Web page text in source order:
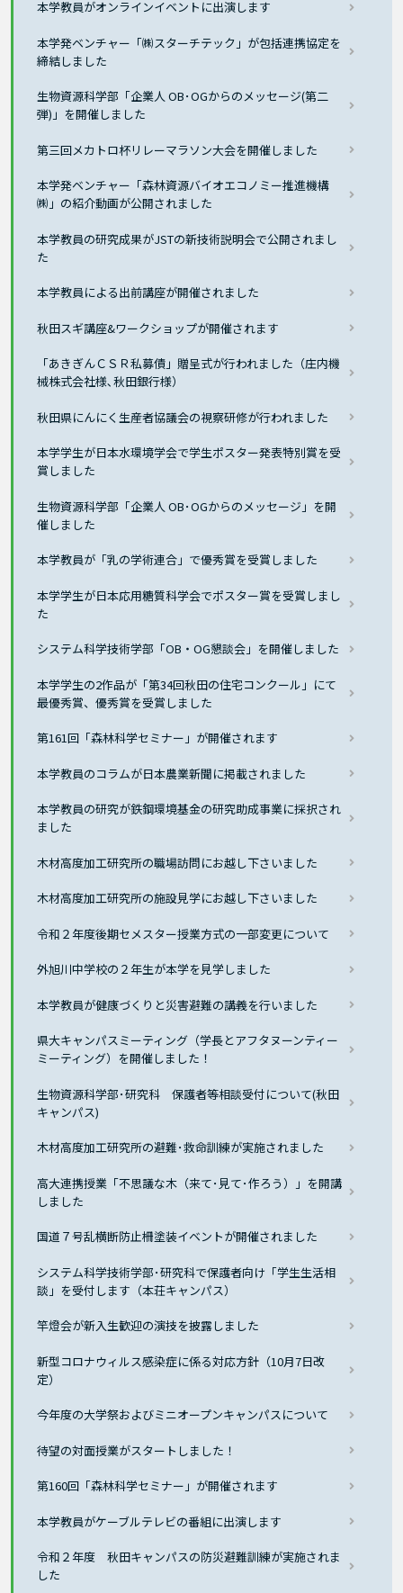
本学教員がオンラインイベントに出演します
本学発ベンチャー「㈱スターチテック」が包括連携協定を
締結しました
生物資源科学部「企業人 OB･OGからのメッセージ(第二
弾)」を開催しました
第三回メカトロ杯リレーマラソン大会を開催しました
本学発ベンチャー「森林資源バイオエコノミー推進機構
㈱」の紹介動画が公開されました
本学教員の研究成果がJSTの新技術説明会で公開されまし
た
本学教員による出前講座が開催されました
秋田スギ講座&ワークショップが開催されます
「あきぎんＣＳＲ私募債」贈呈式が行われました（庄内機
械株式会社様､秋田銀行様）
秋田県にんにく生産者協議会の視察研修が行われました
本学学生が日本水環境学会で学生ポスター発表特別賞を受
賞しました
生物資源科学部「企業人 OB･OGからのメッセージ」を開
催しました
本学教員が「乳の学術連合」で優秀賞を受賞しました
本学学生が日本応用糖質科学会でポスター賞を受賞しまし
た
システム科学技術学部「OB・OG懇談会」を開催しました
本学学生の2作品が「第34回秋田の住宅コンクール」にて
最優秀賞、優秀賞を受賞しました
第161回「森林科学セミナー」が開催されます
本学教員のコラムが日本農業新聞に掲載されました
本学教員の研究が鉄鋼環境基金の研究助成事業に採択され
ました
木材高度加工研究所の職場訪問にお越し下さいました
木材高度加工研究所の施設見学にお越し下さいました
令和２年度後期セメスター授業方式の一部変更について
外旭川中学校の２年生が本学を見学しました
本学教員が健康づくりと災害避難の講義を行いました
県大キャンパスミーティング（学長とアフタヌーンティー
ミーティング）を開催しました！
生物資源科学部･研究科 保護者等相談受付について(秋田
キャンパス)
木材高度加工研究所の避難･救命訓練が実施されました
高大連携授業「不思議な木（来て･見て･作ろう）」を開講
しました
国道７号乱横断防止柵塗装イベントが開催されました
システム科学技術学部･研究科で保護者向け「学生生活相
談」を受付します（本荘キャンパス）
竿燈会が新入生歓迎の演技を披露しました
新型コロナウィルス感染症に係る対応方針（10月7日改
定）
今年度の大学祭およびミニオープンキャンパスについて
待望の対面授業がスタートしました！
第160回「森林科学セミナー」が開催されます
本学教員がケーブルテレビの番組に出演します
令和２年度 秋田キャンパスの防災避難訓練が実施されま
した